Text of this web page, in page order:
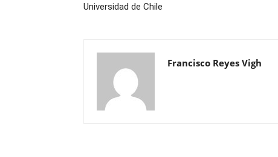
Universidad de Chile
Francisco Reyes Vigh